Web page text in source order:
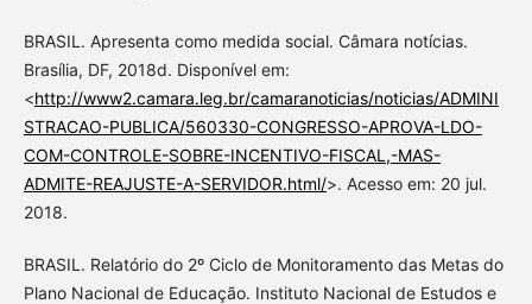
BRASIL. Apresenta como medida social. Câmara notícias.
Brasília, DF, 2018d. Disponível em:
<http://www2.camara.leg.br/camaranoticias/noticias/ADMINI
STRACAO-PUBLICA/560330-CONGRESSO-APROVA-LDO-
COM-CONTROLE-SOBRE-INCENTIVO-FISCAL,-MAS-
ADMITE-REAJUSTE-A-SERVIDOR.html/>. Acesso em: 20 jul.
2018.
BRASIL. Relatório do 2º Ciclo de Monitoramento das Metas do
Plano Nacional de Educação. Instituto Nacional de Estudos e